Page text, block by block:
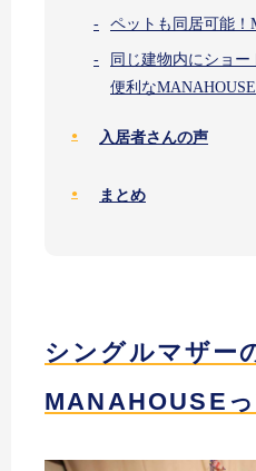
ペットも同居可能！
同じ建物内にショ
便利な
入居者さんの声
まとめ
シングルマザー
MANAHOUSE